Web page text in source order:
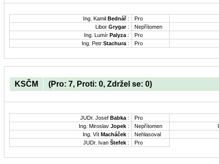
Ing. Kamil Bednář:
Pro
Libor Grygar:
Nepřítomen
Ing. Lumír Palyza:
Pro
Ing. Petr Stachura: Pro
KSČM (Pro: 7, Proti: 0, Zdržel se: 0)
JUDr. Josef Babka :
Pro
Ing. Miroslav Jopek : Nepřítomen
Ing. Vít Macháček :
Nehlasoval
JUDr. Ivan Štefek : Pro